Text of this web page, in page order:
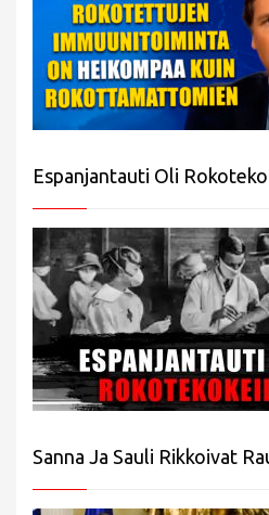
Espanjantauti Oli
Sanna Ja Sauli Rikkoivat